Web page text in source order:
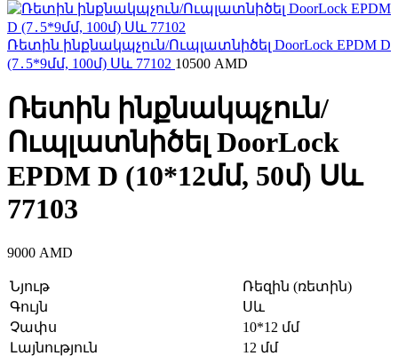
Ռետին ինքնակպչուն/Ուպլատնիծել DoorLock EPDM D
(7․5*9մմ, 100մ) Սև 77102 10500 AMD
Ռետին ինքնակպչուն/
Ուպլատնիծել DoorLock
EPDM D (10*12մմ, 50մ) Սև
77103
9000 AMD
Նյութ
Ռեզին (ռետին)
Գույն
Սև
Չափս
10*12 մմ
Լայնություն
12 մմ